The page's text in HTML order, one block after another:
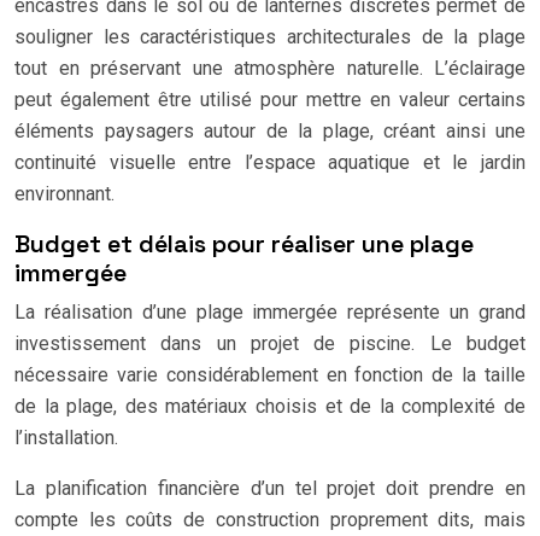
encastrés dans le sol ou de lanternes discrètes permet de
souligner les caractéristiques architecturales de la plage
tout en préservant une atmosphère naturelle. L’éclairage
peut également être utilisé pour mettre en valeur certains
éléments paysagers autour de la plage, créant ainsi une
continuité visuelle entre l’espace aquatique et le jardin
environnant.
Budget et délais pour réaliser une plage
immergée
La réalisation d’une plage immergée représente un grand
investissement dans un projet de piscine. Le budget
nécessaire varie considérablement en fonction de la taille
de la plage, des matériaux choisis et de la complexité de
l’installation.
La planification financière d’un tel projet doit prendre en
compte les coûts de construction proprement dits, mais